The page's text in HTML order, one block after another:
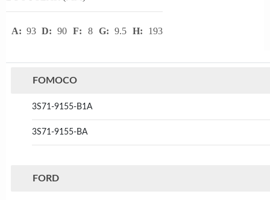
A: 93 D: 90 F: 8 G: 9.5 H: 193
FOMOCO
3S71-9155-B1A
3S71-9155-BA
FORD